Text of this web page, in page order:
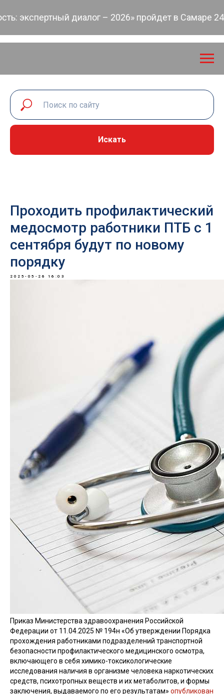
экспертный диалог – 2026» пройдет в Самаре 24-
Искать
Проходить профилактический
медосмотр работники ПТБ с 1
сентября будут по новому
порядку
2025-05-26 16:03
Приказ Министерства здравоохранения Российской
Федерации от 11.04.2025 № 194н «Об утверждении Порядка
прохождения работниками подразделений транспортной
безопасности профилактического медицинского осмотра,
включающего в себя химико-токсикологические
исследования наличия в организме человека наркотических
средств, психотропных веществ и их метаболитов, и формы
заключения, выдаваемого по его результатам» опубликован